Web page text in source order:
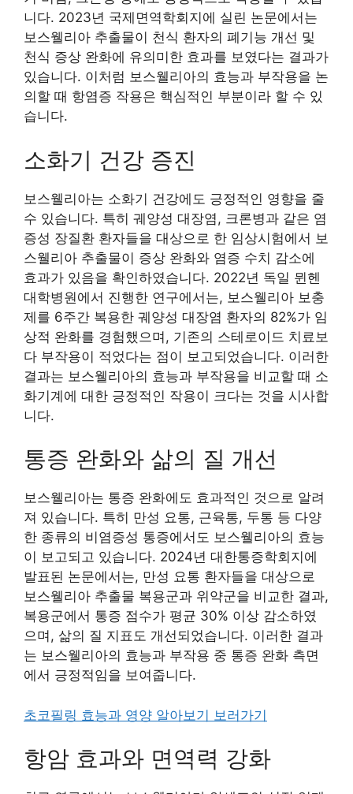
니다. 2023년 국제면역학회지에 실린 논문에서는
보스웰리아 추출물이 천식 환자의 폐기능 개선 및
천식 증상 완화에 유의미한 효과를 보였다는 결과가
있습니다. 이처럼 보스웰리아의 효능과 부작용을 논
의할 때 항염증 작용은 핵심적인 부분이라 할 수 있
습니다.
소화기 건강 증진
보스웰리아는 소화기 건강에도 긍정적인 영향을 줄
수 있습니다. 특히 궤양성 대장염, 크론병과 같은 염
증성 장질환 환자들을 대상으로 한 임상시험에서 보
스웰리아 추출물이 증상 완화와 염증 수치 감소에
효과가 있음을 확인하였습니다. 2022년 독일 뮌헨
대학병원에서 진행한 연구에서는, 보스웰리아 보충
제를 6주간 복용한 궤양성 대장염 환자의 82%가 임
상적 완화를 경험했으며, 기존의 스테로이드 치료보
다 부작용이 적었다는 점이 보고되었습니다. 이러한
결과는 보스웰리아의 효능과 부작용을 비교할 때 소
화기계에 대한 긍정적인 작용이 크다는 것을 시사합
니다.
통증 완화와 삶의 질 개선
보스웰리아는 통증 완화에도 효과적인 것으로 알려
져 있습니다. 특히 만성 요통, 근육통, 두통 등 다양
한 종류의 비염증성 통증에서도 보스웰리아의 효능
이 보고되고 있습니다. 2024년 대한통증학회지에
발표된 논문에서는, 만성 요통 환자들을 대상으로
보스웰리아 추출물 복용군과 위약군을 비교한 결과,
복용군에서 통증 점수가 평균 30% 이상 감소하였
으며, 삶의 질 지표도 개선되었습니다. 이러한 결과
는 보스웰리아의 효능과 부작용 중 통증 완화 측면
에서 긍정적임을 보여줍니다.
초코필링 효능과 영양 알아보기 보러가기
항암 효과와 면역력 강화